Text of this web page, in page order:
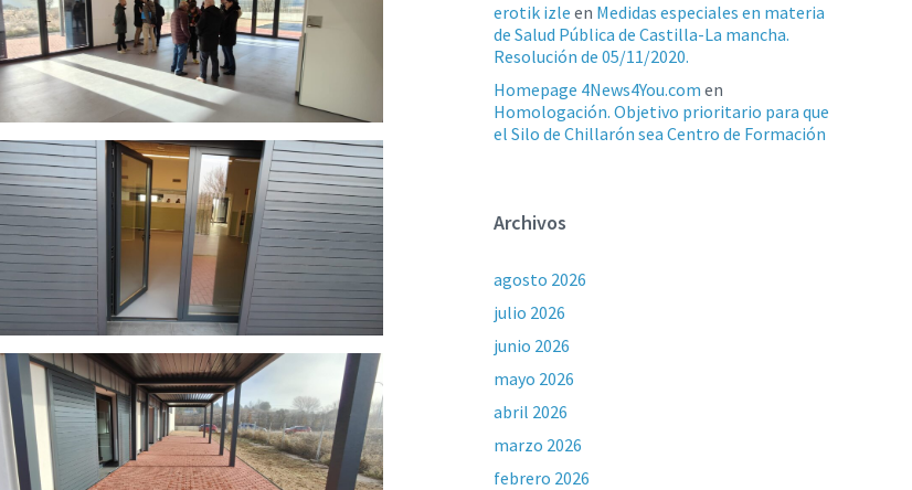
erotik izle en Medidas especiales en materia
de Salud Pública de Castilla-La mancha.
Resolución de 05/11/2020.
Homepage 4News4You.com en
Homologación. Objetivo prioritario para que
el Silo de Chillarón sea Centro de Formación
Archivos
agosto 2026
julio 2026
junio 2026
mayo 2026
abril 2026
marzo 2026
febrero 2026